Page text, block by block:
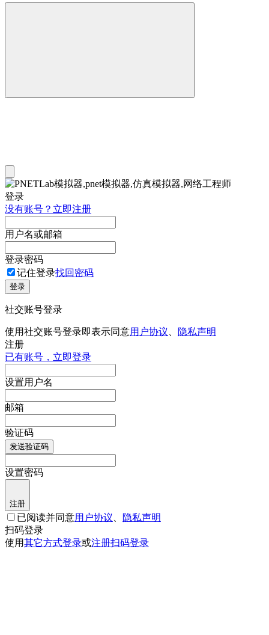
登录
没有账号？立即注册
用户名或邮箱
登录密码
记住登录找回密码
登录
社交账号登录
使用社交账号登录即表示同意用户协议
隐私声明
注册
已有账号，立即登录
设置用户名
邮箱
验证码
发送验证码
设置密码
注册
已阅读并同意用户协议
隐私声明
扫码登录
使用其它方式登录或注册扫码登录